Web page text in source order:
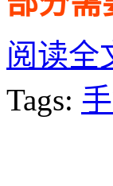
阅读全
Tags: